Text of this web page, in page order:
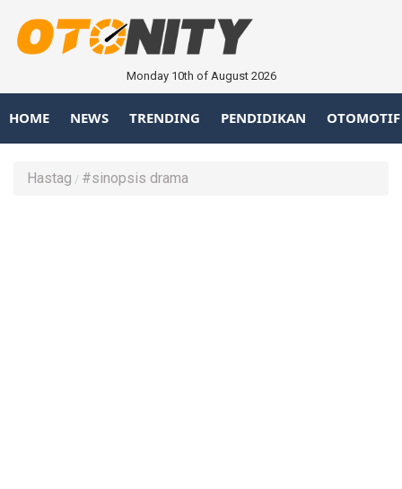
Monday 10th of August 2026
HOME NEWS TRENDING PENDIDIKAN OTOMOTIF
Hastag #sinopsis drama